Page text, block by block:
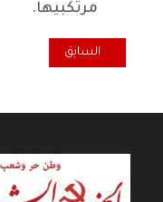
مرتكبيها.
المقال السابق: تشرين
السابق